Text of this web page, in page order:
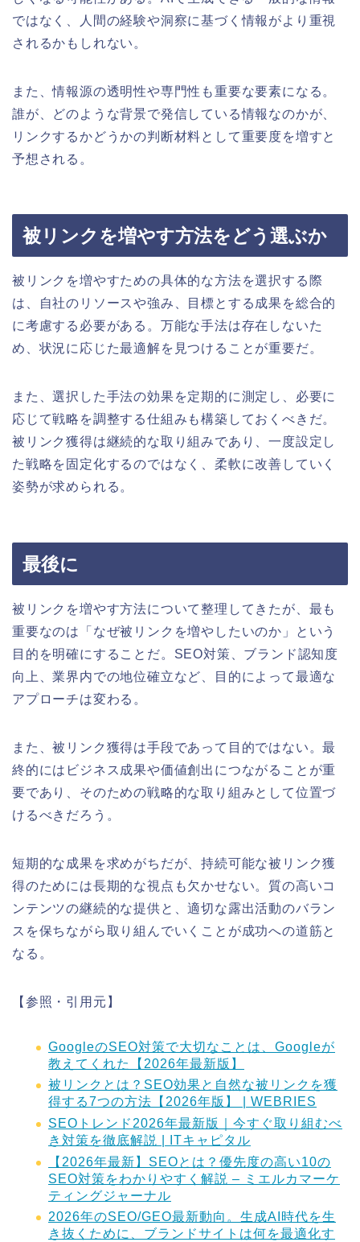
ではなく、人間の経験や洞察に基づく情報がより重視
されるかもしれない。
また、情報源の透明性や専門性も重要な要素になる。
誰が、どのような背景で発信している情報なのかが、
リンクするかどうかの判断材料として重要度を増すと
予想される。
被リンクを増やす方法をどう選ぶか
被リンクを増やすための具体的な方法を選択する際
は、自社のリソースや強み、目標とする成果を総合的
に考慮する必要がある。万能な手法は存在しないた
め、状況に応じた最適解を見つけることが重要だ。
また、選択した手法の効果を定期的に測定し、必要に
応じて戦略を調整する仕組みも構築しておくべきだ。
被リンク獲得は継続的な取り組みであり、一度設定し
た戦略を固定化するのではなく、柔軟に改善していく
姿勢が求められる。
最後に
被リンクを増やす方法について整理してきたが、最も
重要なのは「なぜ被リンクを増やしたいのか」という
目的を明確にすることだ。SEO対策、ブランド認知度
向上、業界内での地位確立など、目的によって最適な
アプローチは変わる。
また、被リンク獲得は手段であって目的ではない。最
終的にはビジネス成果や価値創出につながることが重
要であり、そのための戦略的な取り組みとして位置づ
けるべきだろう。
短期的な成果を求めがちだが、持続可能な被リンク獲
得のためには長期的な視点も欠かせない。質の高いコ
ンテンツの継続的な提供と、適切な露出活動のバラン
スを保ちながら取り組んでいくことが成功への道筋と
なる。
【参照・引用元】
GoogleのSEO対策で大切なことは、Googleが
教えてくれた【2026年最新版】
被リンクとは？SEO効果と自然な被リンクを獲
得する7つの方法【2026年版】 | WEBRIES
SEOトレンド2026年最新版｜今すぐ取り組むべ
き対策を徹底解説 | ITキャピタル
【2026年最新】SEOとは？優先度の高い10の
SEO対策をわかりやすく解説 – ミエルカマーケ
ティングジャーナル
2026年のSEO/GEO最新動向。生成AI時代を生
き抜くために、ブランドサイトは何を最適化す